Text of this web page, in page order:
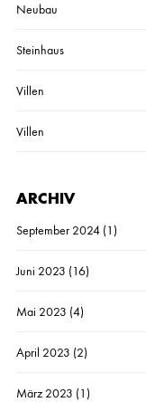
Neubau
Steinhaus
Villen
Villen
ARCHIV
September 2024(1)
Juni 2023 (16)
Mai 2023 (4)
April 2023 (2)
März 2023 (1)